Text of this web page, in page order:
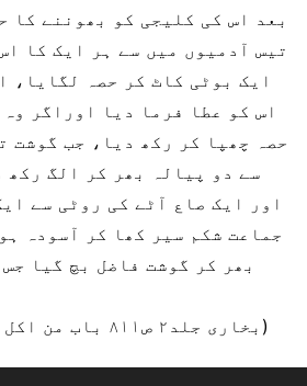
بعد اس کی کلیجی کو بھوننے کا
تیس آدمیوں میں سے ہر ایک کا
ایک بوٹی کاٹ کر حصہ لگایا،
اس کو عطا فرما دیا اوراگر
حصہ چھپا کر رکھ دیا، جب گوشت
سے دو پیالہ بھر کر الگ رکھ
اور ایک صاع آٹے کی روٹی سے
جماعت شکم سیر کھا کر آسودہ
بھر کر گوشت فاضل بچ گیا جس
(بخاری جلد۲ ص۸۱۱ باب من اکل حتی شبع)